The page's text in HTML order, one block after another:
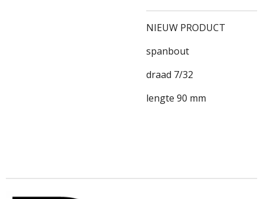
NIEUW PRODUCT
spanbout
draad 7/32
lengte 90 mm